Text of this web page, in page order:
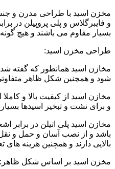
مخزن اسید با طراحی مدرن و
و فایبرگلاس و پلی پروپیلن در
بسیار مقاوم می باشند و هیچ
طراحی مخزن اسید:
مخازن اسید همانطور که گفته
شود و همچنین شکل ظاهر
مخازن اسید از کیفیت بالا و
و برای نشت و تبخیر اسیدها
مخازن اسید پلی اتیلن در برابر
باشد و از نصب آسان و حمل و
بالایی دارند و همچنین هزینه
مخزن اسید بر اساس شکل ظاهر: